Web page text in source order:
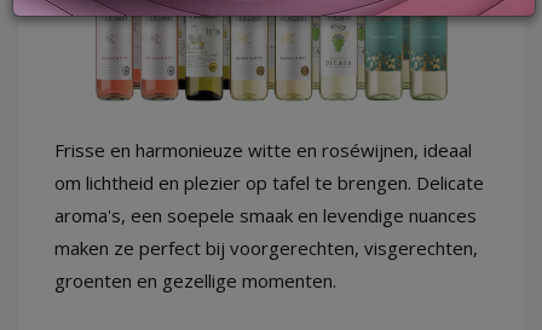
IN
Frisse en harmonieuze witte en roséwijnen, ideaal
om lichtheid en plezier op tafel te brengen. Delicate
aroma's, een soepele smaak en levendige nuances
maken ze perfect bij voorgerechten, visgerechten,
groenten en gezellige momenten.